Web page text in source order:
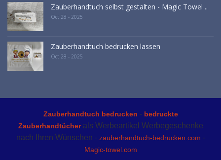
Zauberhandtuch selbst gestalten - Magic Towel ..
Oct 28 - 2025
Zauberhandtuch bedrucken lassen
Oct 28 - 2025
Zauberhandtuch bedrucken - bedruckte
Zauberhandtücherals Werbeartikel Werbegeschenke
nach Ihren Wünschen - zauberhandtuch-bedrucken.com -
Magic-towel.com